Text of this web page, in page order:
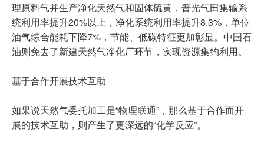
理原料气并生产净化天然气和固体硫黄，普光气田集输系
统利用率提升20%以上，净化系统利用率提升8.3%，单位
油气综合能耗下降7%，节能、低碳特征更加彰显。中国石
油则免去了新建天然气净化厂环节，实现资源集约利用。
基于合作开展技术互助
如果说天然气委托加工是“物理联通”，那么基于合作而开
展的技术互助，则产生了更深远的“化学反应”。